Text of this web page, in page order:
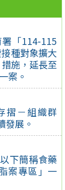
「114-115
種對象擴大
施，延長至
案。
摺－組織群
發展。
下簡稱食藥
案專區」一